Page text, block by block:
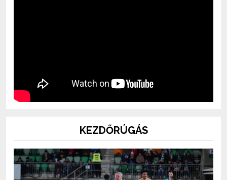
KEZDŐRÚGÁS